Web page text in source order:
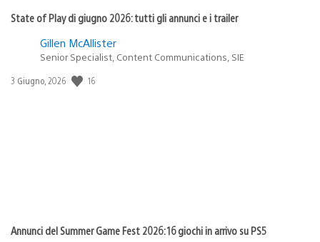
State of Play di giugno 2026: tutti gli annunci e i trailer
Gillen McAllister
Senior Specialist, Content Communications, SIE
Data
3 Giugno, 2026 16
Annunci del Summer Game Fest 2026: 16 giochi in arrivo su PS5